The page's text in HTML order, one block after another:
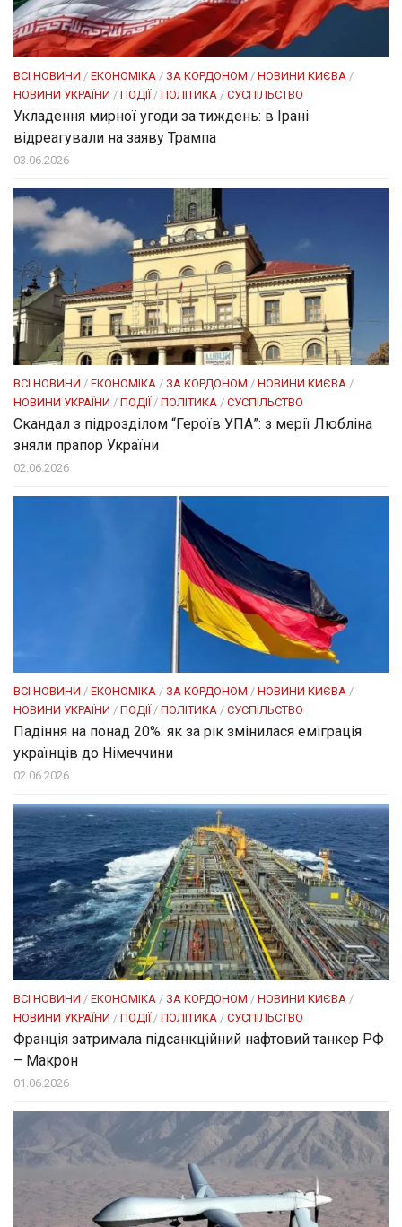
ВСІ НОВИНИ / ЕКОНОМІКА / ЗА КОРДОНОМ / НОВИНИ КИЄВА /
НОВИНИ УКРАЇНИ / ПОДІЇ / ПОЛІТИКА / СУСПІЛЬСТВО
Укладення мирної угоди за тиждень: в Ірані
відреагували на заяву Трампа
03.06.2026
ВСІ НОВИНИ / ЕКОНОМІКА / ЗА КОРДОНОМ / НОВИНИ КИЄВА /
НОВИНИ УКРАЇНИ / ПОДІЇ / ПОЛІТИКА / СУСПІЛЬСТВО
Скандал з підрозділом “Героїв УПА”: з мерії Любліна
зняли прапор України
02.06.2026
ВСІ НОВИНИ / ЕКОНОМІКА / ЗА КОРДОНОМ / НОВИНИ КИЄВА /
НОВИНИ УКРАЇНИ / ПОДІЇ / ПОЛІТИКА / СУСПІЛЬСТВО
Падіння на понад 20%: як за рік змінилася еміграція
українців до Німеччини
02.06.2026
ВСІ НОВИНИ / ЕКОНОМІКА / ЗА КОРДОНОМ / НОВИНИ КИЄВА /
НОВИНИ УКРАЇНИ / ПОДІЇ / ПОЛІТИКА / СУСПІЛЬСТВО
Франція затримала підсанкційний нафтовий танкер РФ
– Макрон
01.06.2026